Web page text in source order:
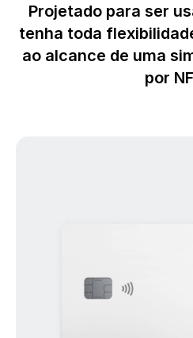
Projetado para ser
tenha toda
ao alcance de uma
por